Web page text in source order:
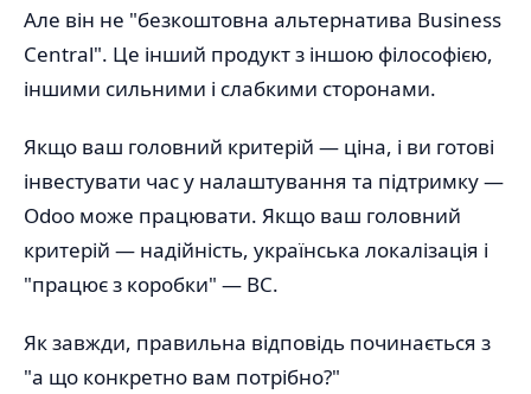
Але він не "безкоштовна альтернатива Business
Central". Це інший продукт з іншою філософією,
іншими сильними і слабкими сторонами.
Якщо ваш головний критерій — ціна, і ви готові
інвестувати час у налаштування та підтримку —
Odoo може працювати. Якщо ваш головний
критерій — надійність, українська локалізація і
"працює з коробки" — BC.
Як завжди, правильна відповідь починається з
"а що конкретно вам потрібно?"